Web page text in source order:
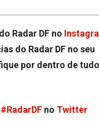
Radar DF no
do Radar DF no seu
por dentro de
#RadarDF no Twitter